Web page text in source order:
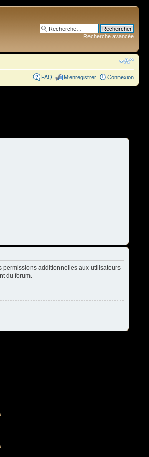
Recherche avancée
FAQ M’enregistrer Connexion
permissions additionnelles aux utilisateurs
du forum.